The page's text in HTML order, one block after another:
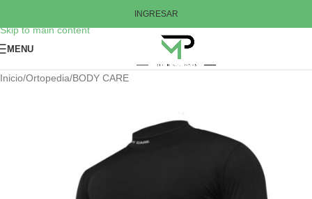
Skip to main content
INGRESAR
MENU
Inicio/Ortopedia/BODY CARE